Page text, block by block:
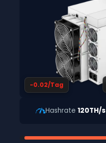
-0.02/Tag
Hashrate120TH/s